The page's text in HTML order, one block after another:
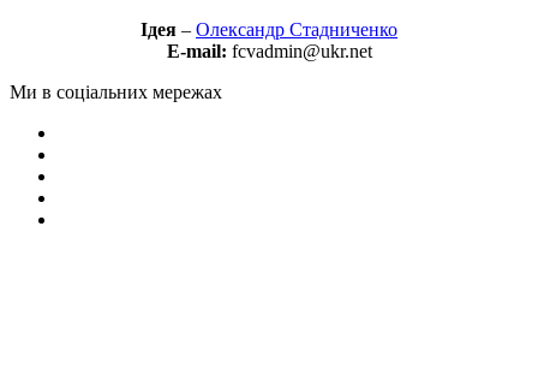
Ідея – Олександр Стадниченко
E-mail: fcvadmin@ukr.net
Ми в соціальних мережах